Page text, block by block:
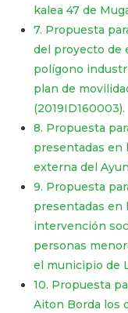
kalea 47 de
7. Propuesta
del proyecto de
polígono
plan de
(2019ID160003).
8. Propuesta
presentadas en
externa del
9. Propuesta
presentadas en
intervención
personas
el municipio de
10. Propuesta
Aiton Borda los